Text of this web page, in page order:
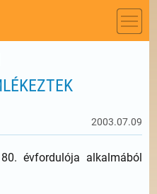
2003.07.09
évfordulója alkalmából